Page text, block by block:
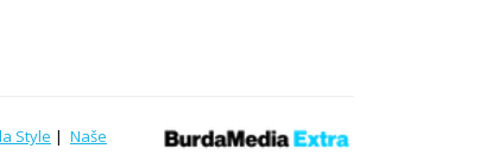
Style | Naše